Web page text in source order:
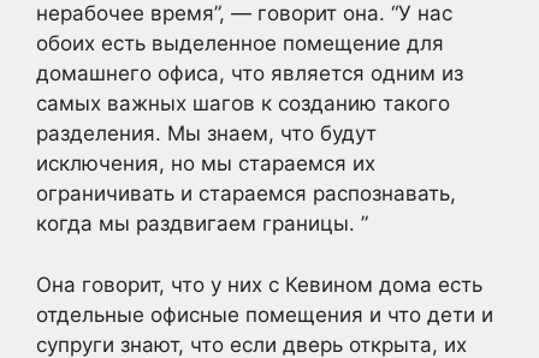
нерабочее время”, — говорит она. “У нас
обоих есть выделенное помещение для
домашнего офиса, что является одним из
самых важных шагов к созданию такого
разделения. Мы знаем, что будут
исключения, но мы стараемся их
ограничивать и стараемся распознавать,
когда мы раздвигаем границы. ”
Она говорит, что у них с Кевином дома есть
отдельные офисные помещения и что дети и
супруги знают, что если дверь открыта, их